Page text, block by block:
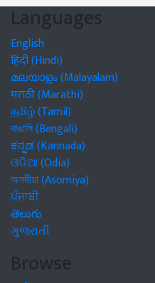
Languages
English
हिंदी (Hindi)
മലയാളം (Malayalam)
मराठी (Marathi)
தமிழ் (Tamil)
বাঙালি (Bengali)
ಕನ್ನಡ (Kannada)
ଓଡିଆ (Odia)
অসমীয়া (Asomiya)
ਪੰਜਾਬੀ
తెలుగు
ગુજરાતી
Browse